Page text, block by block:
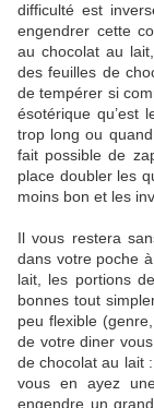
difficulté est
engendrer cette
au chocolat au
des feuilles de
de tempérer si
ésotérique qu’est
trop long ou
fait possible de
place doubler les
moins bon et les
Il vous restera
dans votre poche
lait, les portions
bonnes tout
peu flexible
de votre diner
de chocolat au lait
vous en ayez
engendre un